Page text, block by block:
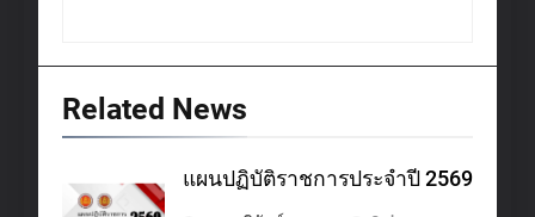
Related News
แผนปฏิบัติราชการประจำปี 2569